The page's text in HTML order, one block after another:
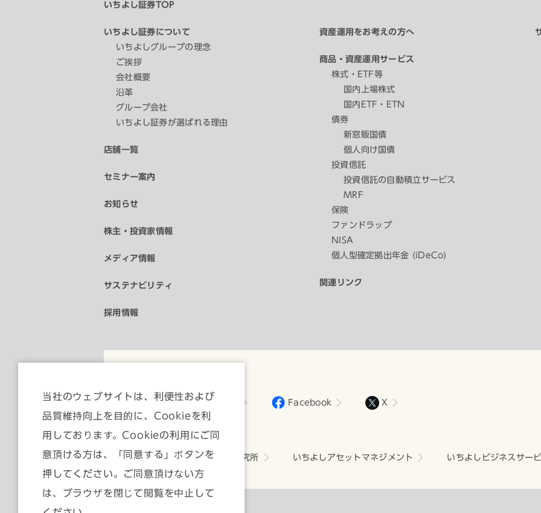
いちよし証券TOP
いちよし証券について
いちよしグループの理念
ご挨拶
会社概要
沿革
グループ会社
いちよし証券が選ばれる理由
店舗一覧
セミナー案内
お知らせ
株主・投資家情報
メディア情報
サステナビリティ
採用情報
資産運用をお考えの方へ
商品・資産運用サービス
株式・ETF等
国内上場株式
国内ETF・ETN
債券
新窓販国債
個人向け国債
投資信託
投資信託の自動積立サービス
MRF
保険
ファンドラップ
NISA
個人型確定拠出年金 (iDeCo)
関連リンク
YouTube Facebook X
グループ会社
いちよし経済研究所 いちよしアセットマネジメント いちよしビジネスサー
当社のウェブサイトは、利便性および
品質維持向上を目的に、Cookieを利
用しております。Cookieの利用にご同
意頂ける方は、「同意する」ボタンを
押してください。ご同意頂けない方
は、ブラウザを閉じて閲覧を中止して